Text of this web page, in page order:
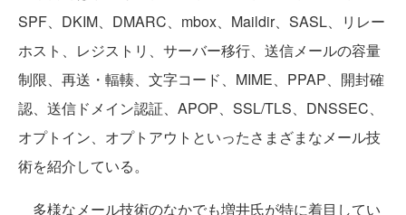
SPF、DKIM、DMARC、mbox、Maildir、SASL、リレー
ホスト、レジストリ、サーバー移行、送信メールの容量
制限、再送・輻輳、文字コード、MIME、PPAP、開封確
認、送信ドメイン認証、APOP、SSL/TLS、DNSSEC、
オプトイン、オプトアウトといったさまざまなメール技
術を紹介している。
多様なメール技術のなかでも増井氏が特に着目してい